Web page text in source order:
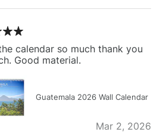
calendar so much thank you
Good material.
Guatemala 2026 Wall Calendar
Mar 2, 2026